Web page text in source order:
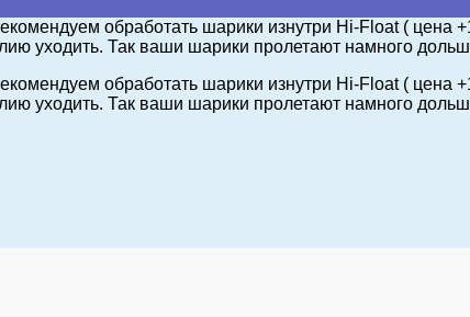
обработать шарики изнутри Hi-Float ( цена
уходить. Так ваши шарики пролетают намного
обработать шарики изнутри Hi-Float ( цена
уходить. Так ваши шарики пролетают намного